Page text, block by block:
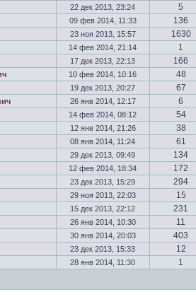
22 дек 2013, 23:24
5
09 фев 2014, 11:33
136
23 ноя 2013, 15:57
1630
14 фев 2014, 21:14
1
17 дек 2013, 22:13
166
10 фев 2014, 10:16
48
19 дек 2013, 20:27
67
26 янв 2014, 12:17
6
14 фев 2014, 08:12
54
12 янв 2014, 21:26
38
08 янв 2014, 11:24
61
29 дек 2013, 09:49
134
12 фев 2014, 18:34
172
23 дек 2013, 15:29
294
29 ноя 2013, 22:03
15
15 дек 2013, 22:12
231
26 янв 2014, 10:30
11
30 янв 2014, 20:03
403
23 дек 2013, 15:33
12
28 янв 2014, 11:30 1